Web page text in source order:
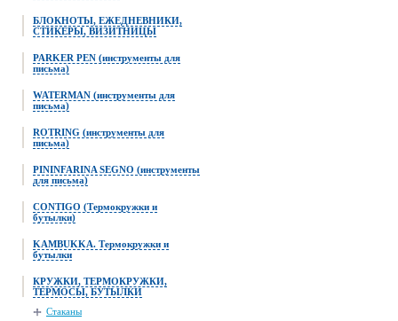
БЛОКНОТЫ, ЕЖЕДНЕВНИКИ,
СТИКЕРЫ, ВИЗИТНИЦЫ
PARKER PEN (инструменты для
письма)
WATERMAN (инструменты для
письма)
ROTRING (инструменты для
письма)
PININFARINA SEGNO (инструменты
для письма)
CONTIGO (Термокружки и
бутылки)
KAMBUKKA. Термокружки и
бутылки
КРУЖКИ, ТЕРМОКРУЖКИ,
ТЕРМОСЫ, БУТЫЛКИ
Стаканы